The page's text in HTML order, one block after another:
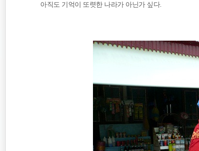
아직도 기억이 또렷한 나라가 아닌가 싶다.